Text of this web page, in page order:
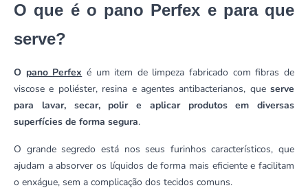
O que é o pano Perfex e para que
serve?
O pano Perfex é um item de limpeza fabricado com fibras de
viscose e poliéster, resina e agentes antibacterianos, que serve
para lavar, secar, polir e aplicar produtos em diversas
superfícies de forma segura.
O grande segredo está nos seus furinhos característicos, que
ajudam a absorver os líquidos de forma mais eficiente e facilitam
o enxágue, sem a complicação dos tecidos comuns.